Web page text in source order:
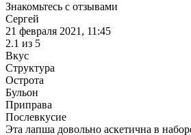
Знакомьтесь с отзывами
Сергей
21 февраля 2021, 11:45
2.1 из 5
Вкус
Структура
Острота
Бульон
Приправа
Послевкусие
Эта лапша довольно аскетична в